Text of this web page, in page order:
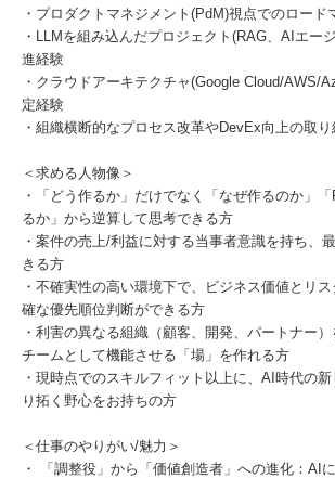
・プロダクトマネジメント(PdM)視点でのロード
・LLMを組み込んだプロジェクト(RAG、AIエー
進経験
・クラウドアーキテクチャ(Google Cloud/AWS/
定経験
・組織横断的なプロセス改革やDevEx向上の取
＜求める人物像＞
・「どう作るか」だけでなく「なぜ作るのか」
るか」から逆算して思考できる方
・案件の売上/利益に対する当事者意識を持ち、
きる方
・不確実性の高い環境下で、ビジネス価値とリ
確な優先順位判断ができる方
・利害の異なる組織（顧客、開発、パートナー
チームとして機能させる「場」を作れる方
・現時点でのスキルフィット以上に、AI時代の
り拓く野心をお持ちの方
＜仕事のやりがい/魅力＞
・ 「調整役」から「価値創造者」への進化：AI